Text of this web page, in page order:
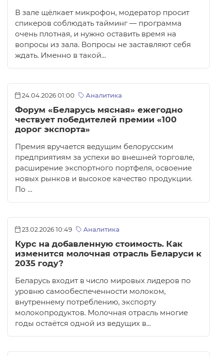
В зале щёлкает микрофон, модератор просит
спикеров соблюдать тайминг — программа
очень плотная, и нужно оставить время на
вопросы из зала. Вопросы не заставляют себя
ждать. Именно в такой…
24.04.2026 01:00 Аналитика
Форум «Беларусь мясная» ежегодно
чествует победителей премии «100
дорог экспорта»
Премия вручается ведущим белорусским
предприятиям за успехи во внешней торговле,
расширение экспортного портфеля, освоение
новых рынков и высокое качество продукции.
По …
23.02.2026 10:49 Аналитика
Курс на добавленную стоимость. Как
изменится молочная отрасль Беларуси к
2035 году?
Беларусь входит в число мировых лидеров по
уровню самообеспеченности молоком,
внутреннему потреблению, экспорту
молокопродуктов. Молочная отрасль многие
годы остаётся одной из ведущих в…